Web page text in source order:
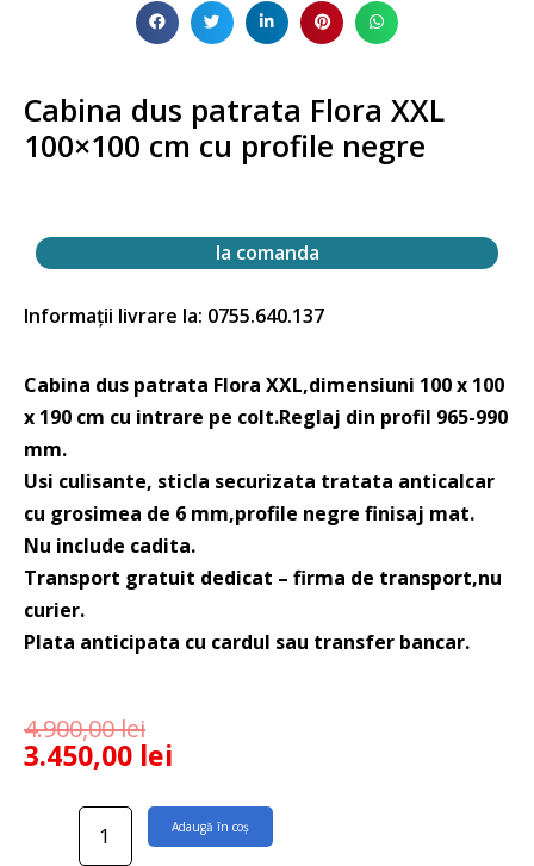
Cabina dus patrata Flora XXL
100×100 cm cu profile negre
la comanda
Informații livrare la: 0755.640.137
Cabina dus patrata Flora XXL,dimensiuni 100 x 100
x 190 cm cu intrare pe colt.Reglaj din profil 965-990
mm.
Usi culisante, sticla securizata tratata anticalcar
cu grosimea de 6 mm,profile negre finisaj mat.
Nu include cadita.
Transport gratuit dedicat – firma de transport,nu
curier.
Plata anticipata cu cardul sau transfer bancar.
4.900,00lei
3.450,00 lei
Cantitate
Adaugă în coș